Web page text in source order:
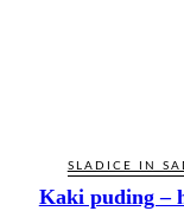
SLADICE IN
Kaki puding –